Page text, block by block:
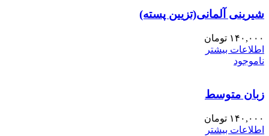
شیرینی آلمانی(تزیین پسته)
۱۴۰,۰۰۰ تومان
اطلاعات بیشتر
ناموجود
زبان متوسط
۱۴۰,۰۰۰ تومان
اطلاعات بیشتر